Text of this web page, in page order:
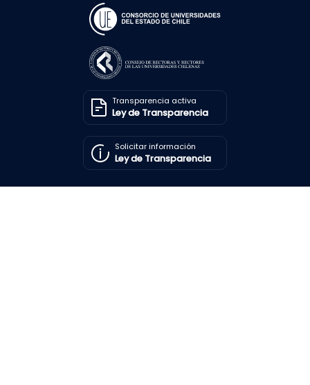
Transparencia activa
Ley de Transparencia
Solicitar información
Ley de Transparencia